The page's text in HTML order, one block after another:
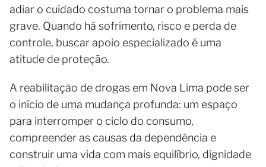
adiar o cuidado costuma tornar o problema mais
grave. Quando há sofrimento, risco e perda de
controle, buscar apoio especializado é uma
atitude de proteção.
A reabilitação de drogas em Nova Lima pode ser
o início de uma mudança profunda: um espaço
para interromper o ciclo do consumo,
compreender as causas da dependência e
construir uma vida com mais equilíbrio, dignidade